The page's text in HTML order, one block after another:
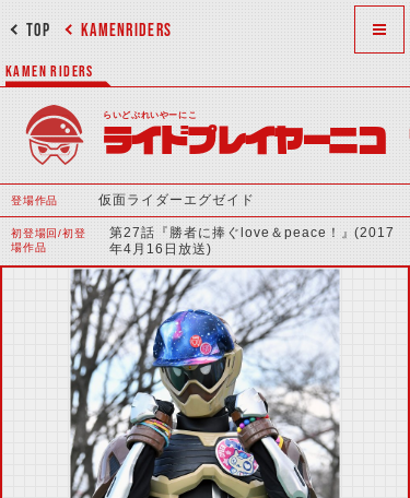
KAMENRIDERS
TOP
KAMEN RIDERS
らいどぷれいやーにこ
ライドプレイヤーニコ
登場作品 仮面ライダーエグゼイド
初登場回/初登
場作品
第27話『勝者に捧ぐlove＆peace！』(2017
年4月16日放送)